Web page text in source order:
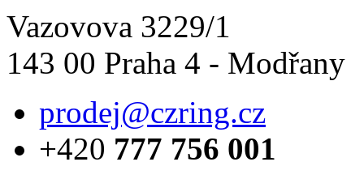
Vazovova 3229/1
143 00 Praha 4 - Modřany
prodej@czring.cz
+420 777 756 001